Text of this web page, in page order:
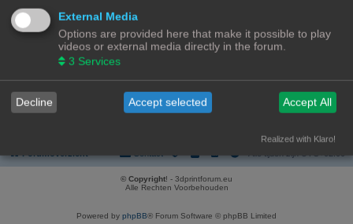
Om je te kunnen aanmelden, moet je geregistreerd zijn. Registratie neemt
enkele minuten in beslag, maar geeft je extra mogelijkheden. De
forumbeheerder kan ook extra permissies toestaan aan geregistreerde
gebruikers. Lees voor registratie onze gebruiksvoorwaarden en het
bijbehorend beleid. Bekijk ook de regels als je gebruik maakt van het forum.
Gebruikersvoorwaarden|Privacybeleid
Registreer
© Copyright! - 3dprintforum.eu
Alle Rechten Voorbehouden
Powered by phpBB® Forum Software © phpBB Limited
External Media
Options are provided here that make it possible to play
videos or external media directly in the forum.
3 Services
Decline Accept selected Accept All
Realized with Klaro!